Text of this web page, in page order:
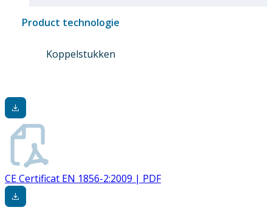
Product technologie
Koppelstukken
CE Certificat EN 1856-2:2009 | PDF